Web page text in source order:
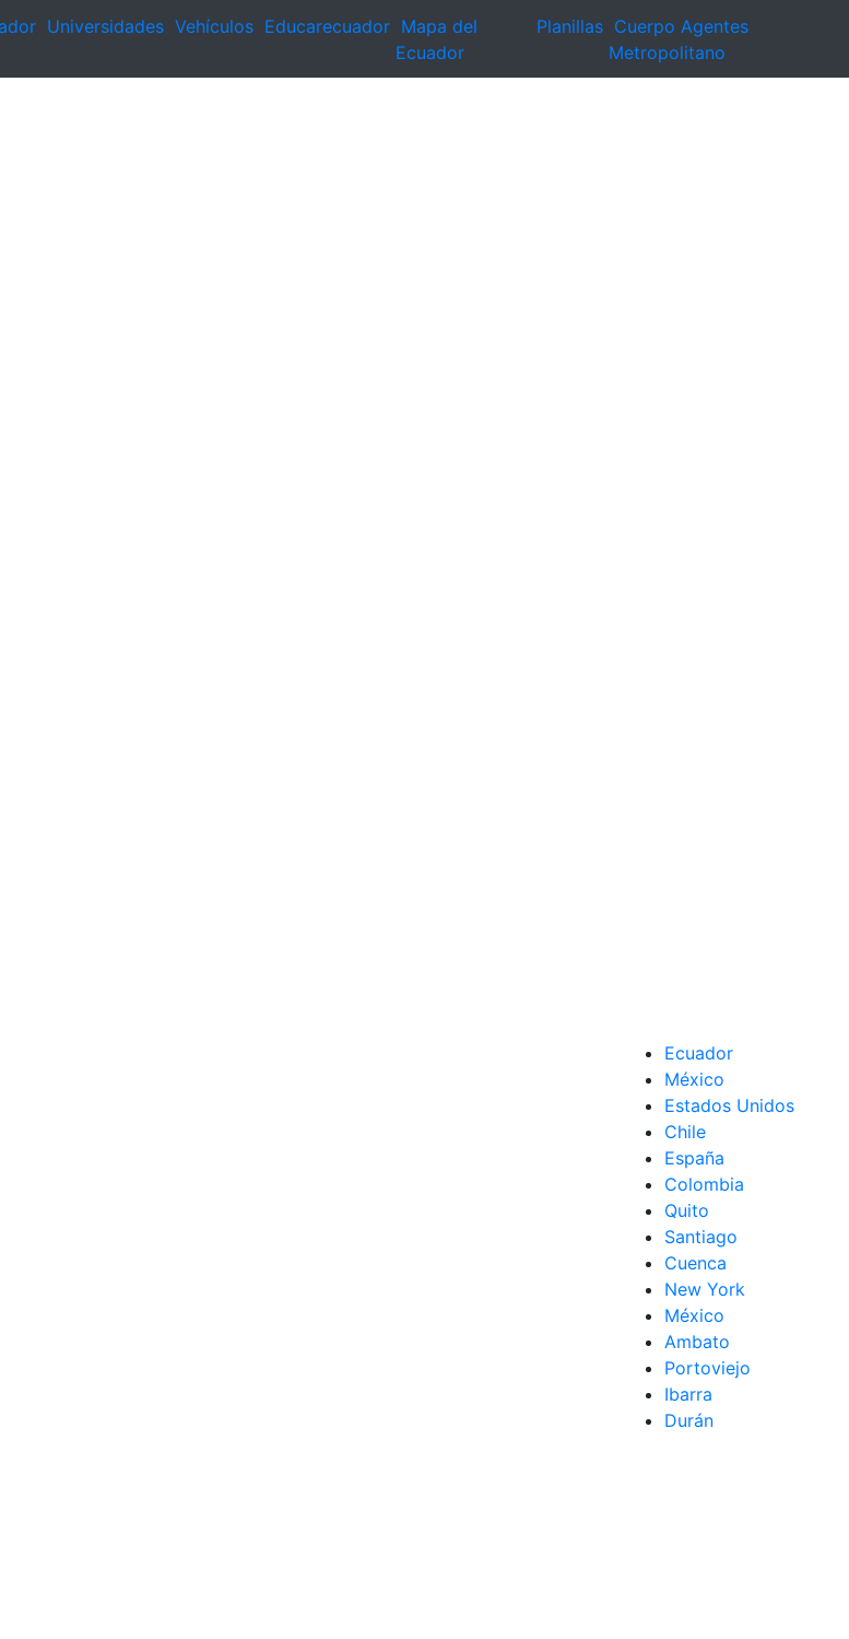
Universidades Vehículos Educarecuador Mapa del
Ecuador
Planillas Cuerpo Agentes
Metropolitano
Ecuador
México
Estados Unidos
Chile
España
Colombia
Quito
Santiago
Cuenca
New York
México
Ambato
Portoviejo
Ibarra
Durán